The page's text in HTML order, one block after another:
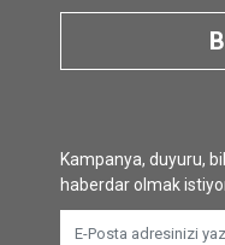
Kampanya, duyuru,
haberdar olmak